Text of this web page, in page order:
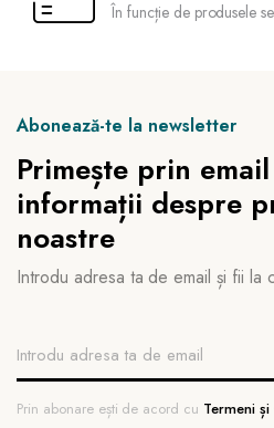
În funcție de produsele
Abonează-te la newsletter
Primește prin
informații despre
noastre
Introdu adresa ta de email și fii la
Prin abonare ești de acord cu Termeni